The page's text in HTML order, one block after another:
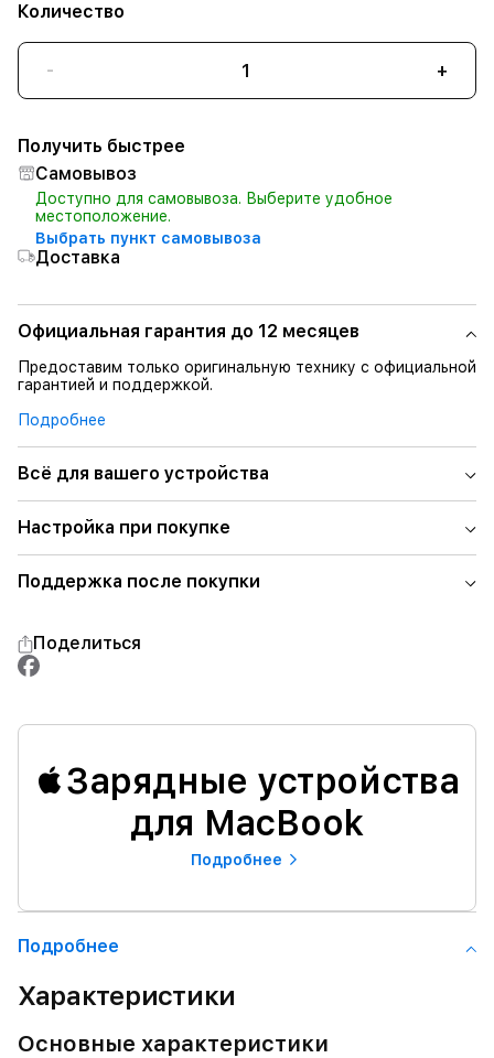
Количество
- +
Получить быстрее
Самовывоз
Доступно для самовывоза. Выберите удобное
местоположение.
Выбрать пункт самовывоза
Доставка
Официальная гарантия до 12 месяцев
Предоставим только оригинальную технику с официальной
гарантией и поддержкой.
Подробнее
Всё для вашего устройства
Настройка при покупке
Поддержка после покупки
Поделиться
Зарядные устройства
для MacBook
Подробнее
Подробнее
Характеристики
Основные характеристики